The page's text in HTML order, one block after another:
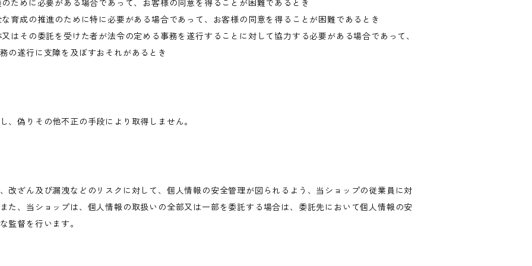
ために必要がある場合であって、お客様の同意を得ることが困難であるとき
育成の推進のために特に必要がある場合であって、お客様の同意を得ることが困難であるとき
はその委託を受けた者が法令の定める事務を遂行することに対して協力する必要がある場合であって、
の遂行に支障を及ぼすおそれがあるとき
、偽りその他不正の手段により取得しません。
改ざん及び漏洩などのリスクに対して、個人情報の安全管理が図られるよう、当ショップの従業員に対
た、当ショップは、個人情報の取扱いの全部又は一部を委託する場合は、委託先において個人情報の安
監督を行います。